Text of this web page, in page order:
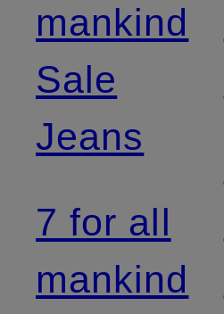
mankind
Sale
Jeans
7 for all
mankind